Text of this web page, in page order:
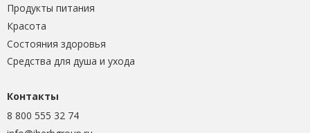
Продукты питания
Красота
Состояния здоровья
Средства для душа и ухода
Контакты
8 800 555 32 74